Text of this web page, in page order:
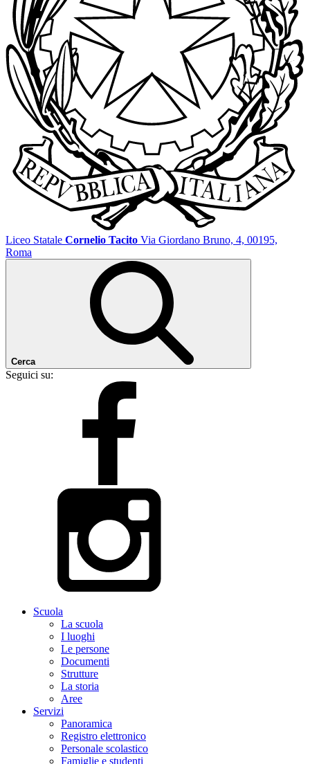
Liceo Statale Cornelio Tacito Via Giordano Bruno, 4, 00195,
Roma
Cerca
Seguici su:
Scuola
La scuola
I luoghi
Le persone
Documenti
Strutture
La storia
Aree
Servizi
Panoramica
Registro elettronico
Personale scolastico
Famiglie e studenti